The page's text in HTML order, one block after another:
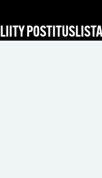
LIITY